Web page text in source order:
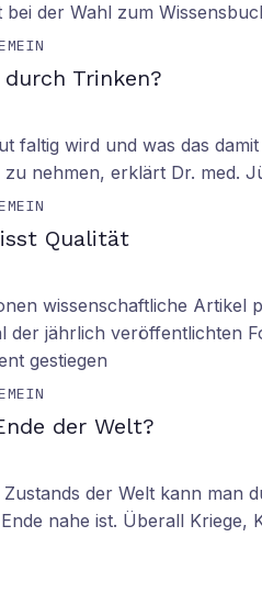
bei der Wahl zum
Trinken?
faltig wird und was das
zu nehmen, erklärt Dr. med.
Qualität
wissenschaftliche Artikel
der jährlich veröffentlichten
gestiegen
der Welt?
Zustands der Welt kann man
nahe ist. Überall Kriege,